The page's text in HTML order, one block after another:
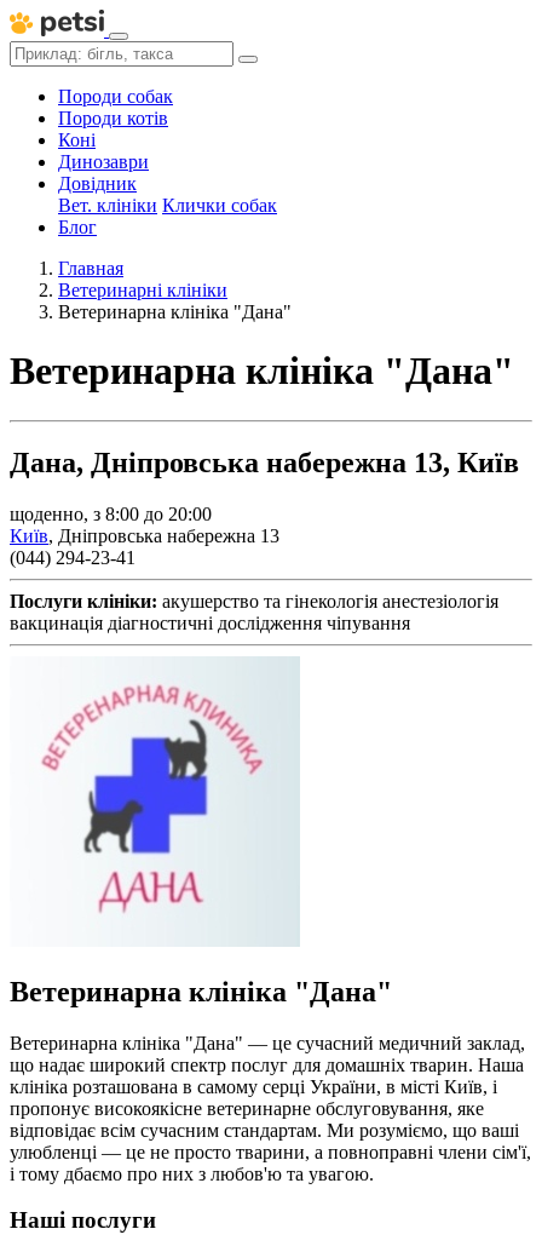
Породи собак
Породи котів
Коні
Динозаври
Довідник
Вет. клініки Клички собак
Блог
Главная
Ветеринарні клініки
Ветеринарна клініка "Дана"
Ветеринарна клініка "Дана"
Дана, Дніпровська набережна 13, Київ
щоденно, з 8:00 до 20:00
Київ, Дніпровська набережна 13
(044) 294-23-41
Послуги клініки: акушерство та гінекологія анестезіологія
вакцинація діагностичні дослідження чіпування
Ветеринарна клініка "Дана"
Ветеринарна клініка "Дана" — це сучасний медичний заклад,
що надає широкий спектр послуг для домашніх тварин. Наша
клініка розташована в самому серці України, в місті Київ, і
пропонує високоякісне ветеринарне обслуговування, яке
відповідає всім сучасним стандартам. Ми розуміємо, що ваші
улюбленці — це не просто тварини, а повноправні члени сім'ї,
і тому дбаємо про них з любов'ю та увагою.
Наші послуги